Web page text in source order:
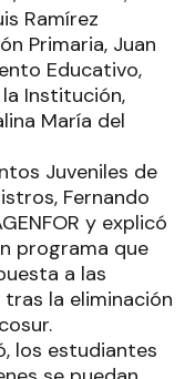
Ramírez
Primaria, Juan
Educativo,
Institución,
María del
Juveniles de
Fernando
y explicó
programa que
a las
la eliminación
los estudiantes